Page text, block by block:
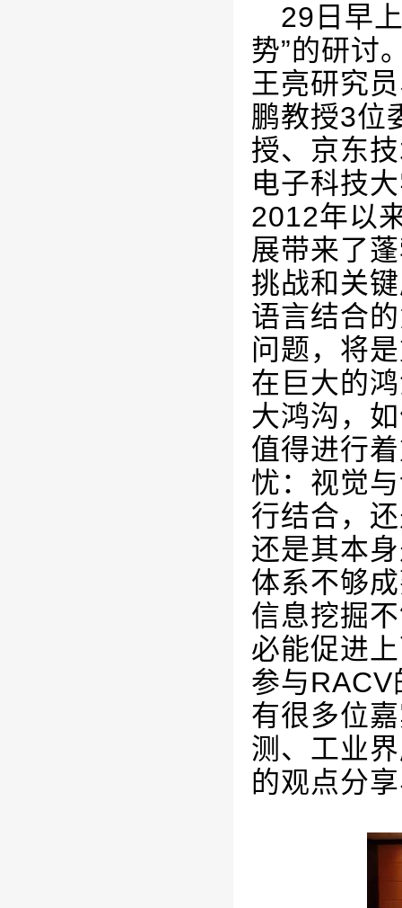
29 日早
势”的研讨
王亮研究
鹏教授3位
授、京东
电子科技
2012年以
展带来了
挑战和关
语言结合
问题，将
在巨大的
大鸿沟，
值得进行
忧：视觉
行结合，
还是其本
体系不够
信息挖掘
必能促进
参与RACV
有很多位
测、工业
的观点分